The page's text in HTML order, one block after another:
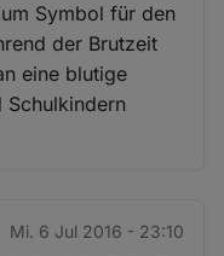
Symbol für den
der Brutzeit
eine blutige
Schulkindern
Mi. 6 Jul 2016 - 23:10